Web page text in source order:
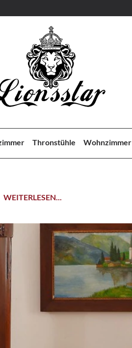
Thronstühle Wohnzimmer
WEITERLESEN...